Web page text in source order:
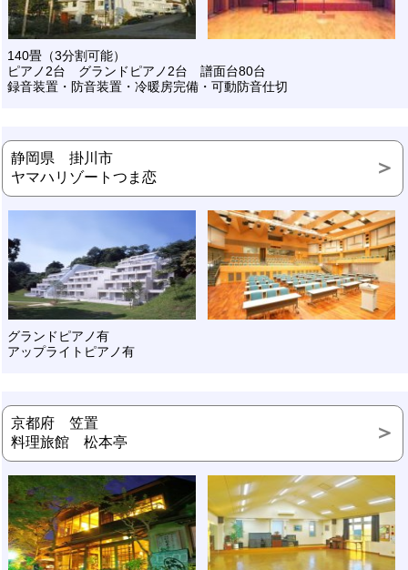
140畳（3分割可能）
ピアノ2台 グランドピアノ2台 譜面台80台
録音装置・防音装置・冷暖房完備・可動防音仕切
静岡県 掛川市
ヤマハリゾートつま恋
グランドピアノ有
アップライトピアノ有
京都府 笠置
料理旅館 松本亭